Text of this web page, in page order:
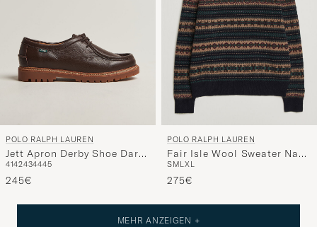
POLO RALPH LAUREN
Jett Apron Derby Shoe Dark
Brown
4142434445
245€
POLO RALPH LAUREN
Fair Isle Wool Sweater Navy
Combo
SMLXL
275€
MEHR ANZEIGEN +